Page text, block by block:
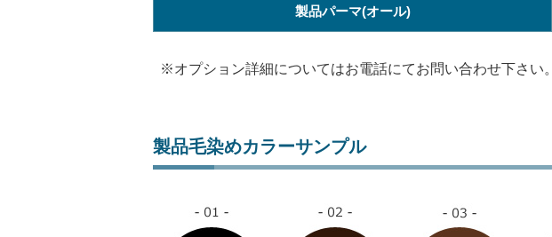
製品パーマ(オール)
※オプション詳細についてはお電話にてお問い合わせ下さい。
製品毛染めカラーサンプル